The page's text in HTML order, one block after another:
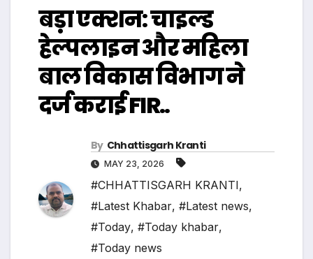
बड़ा एक्शन: चाइल्ड
हेल्पलाइन और महिला
बाल विकास विभाग ने
दर्ज कराई FIR..
By Chhattisgarh Kranti
MAY 23, 2026
#CHHATTISGARH KRANTI,
#Latest Khabar, #Latest news,
#Today, #Today khabar,
#Today news